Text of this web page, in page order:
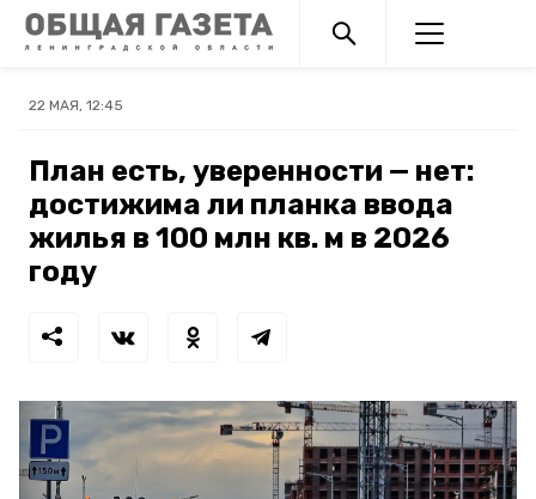
22 МАЯ, 12:45
План есть, уверенности — нет:
достижима ли планка ввода
жилья в 100 млн кв. м в 2026
году